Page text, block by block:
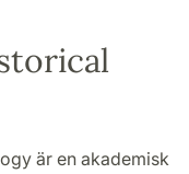
är en akademisk